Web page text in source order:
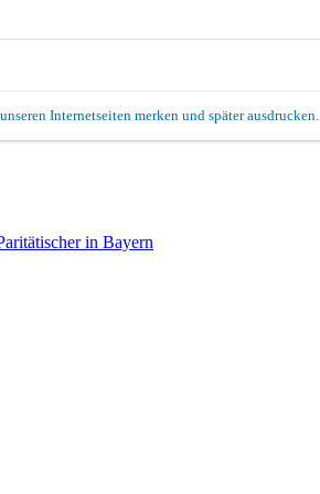
Internetseiten merken und später ausdrucken.
in Bayern